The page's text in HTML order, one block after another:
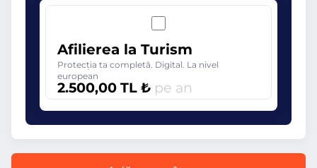
Afilierea la Turism
Protecția ta completă. Digital. La nivel
european
2.500,00 TL ₺ pe an